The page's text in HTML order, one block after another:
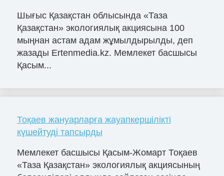
Шығыс Қазақстан облысында «Таза
Қазақстан» экологиялық акциясына 100
мыңнан астам адам жұмылдырылды, деп
жазады Ertenmedia.kz. Мемлекет басшысы
Қасым...
Тоқаев жануарларға жауапкершілікті
күшейтуді тапсырды
Мемлекет басшысы Қасым-Жомарт Тоқаев
«Таза Қазақстан» экологиялық акциясының